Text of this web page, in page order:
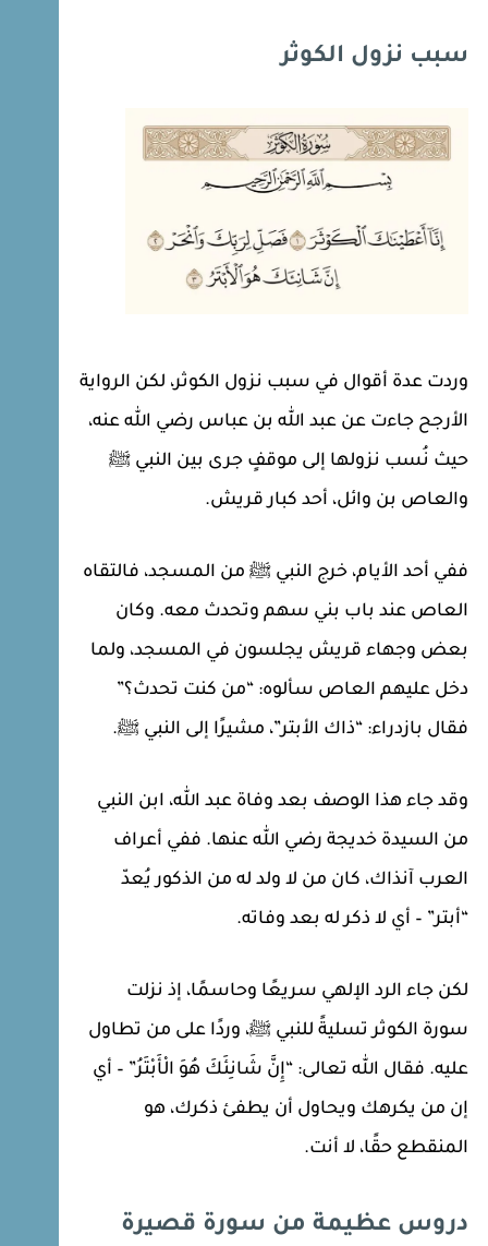
سبب نزول الكوثر
وردت عدة أقوال في سبب نزول الكوثر، لكن الرواية
الأرجح جاءت عن عبد الله بن عباس رضي الله عنه،
حيث نُسب نزولها إلى موقفٍ جرى بين النبي ﷺ
والعاص بن وائل، أحد كبار قريش.
ففي أحد الأيام، خرج النبي ﷺ من المسجد، فالتقاه
العاص عند باب بني سهم وتحدث معه. وكان
بعض وجهاء قريش يجلسون في المسجد، ولما
دخل عليهم العاص سألوه: “من كنت تحدث؟”
فقال بازدراء: “ذاك الأبتر”، مشيرًا إلى النبي ﷺ.
وقد جاء هذا الوصف بعد وفاة عبد الله، ابن النبي
من السيدة خديجة رضي الله عنها. ففي أعراف
العرب آنذاك، كان من لا ولد له من الذكور يُعدّ
“أبتر” – أي لا ذكر له بعد وفاته.
لكن جاء الرد الإلهي سريعًا وحاسمًا، إذ نزلت
سورة الكوثر تسليةً للنبي ﷺ، وردًا على من تطاول
عليه. فقال الله تعالى: “إِنَّ شَانِئَكَ هُوَ الْأَبْتَرُ” – أي
إن من يكرهك ويحاول أن يطفئ ذكرك، هو
المنقطع حقًا، لا أنت.
دروس عظيمة من سورة قصيرة